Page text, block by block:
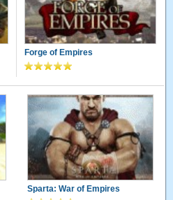
Forge of Empires
Sparta: War of Empires